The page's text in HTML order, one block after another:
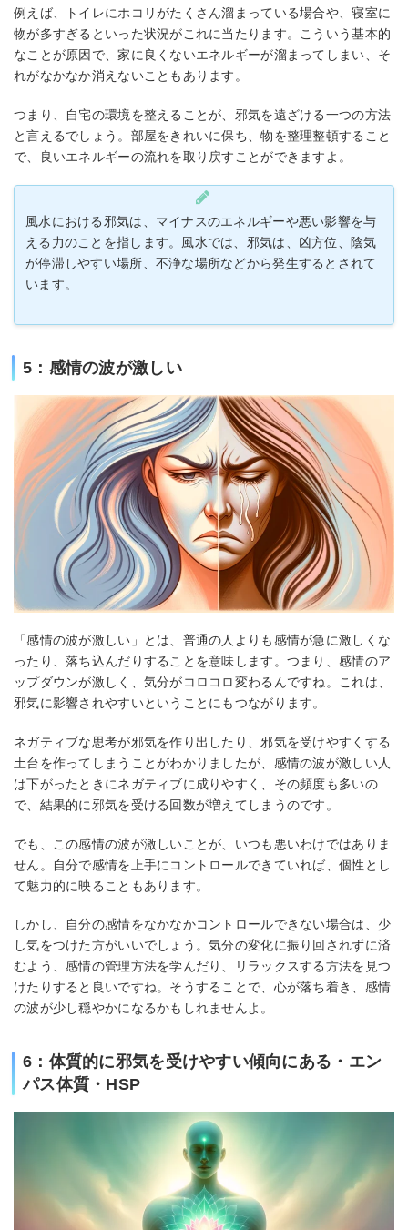
例えば、トイレにホコリがたくさん溜まっている場合や、寝室に
物が多すぎるといった状況がこれに当たります。こういう基本的
なことが原因で、家に良くないエネルギーが溜まってしまい、そ
れがなかなか消えないこともあります。
つまり、自宅の環境を整えることが、邪気を遠ざける一つの方法
と言えるでしょう。部屋をきれいに保ち、物を整理整頓すること
で、良いエネルギーの流れを取り戻すことができますよ。
風水における邪気は、マイナスのエネルギーや悪い影響を与
える力のことを指します。風水では、邪気は、凶方位、陰気
が停滞しやすい場所、不浄な場所などから発生するとされて
います。
5：感情の波が激しい
「感情の波が激しい」とは、普通の人よりも感情が急に激しくな
ったり、落ち込んだりすることを意味します。つまり、感情のア
ップダウンが激しく、気分がコロコロ変わるんですね。これは、
邪気に影響されやすいということにもつながります。
ネガティブな思考が邪気を作り出したり、邪気を受けやすくする
土台を作ってしまうことがわかりましたが、感情の波が激しい人
は下がったときにネガティブに成りやすく、その頻度も多いの
で、結果的に邪気を受ける回数が増えてしまうのです。
でも、この感情の波が激しいことが、いつも悪いわけではありま
せん。自分で感情を上手にコントロールできていれば、個性とし
て魅力的に映ることもあります。
しかし、自分の感情をなかなかコントロールできない場合は、少
し気をつけた方がいいでしょう。気分の変化に振り回されずに済
むよう、感情の管理方法を学んだり、リラックスする方法を見つ
けたりすると良いですね。そうすることで、心が落ち着き、感情
の波が少し穏やかになるかもしれませんよ。
6：体質的に邪気を受けやすい傾向にある・エン
パス体質・HSP